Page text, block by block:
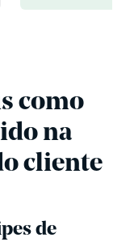
como
na
cliente
de